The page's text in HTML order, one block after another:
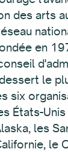
des arts
en
le
six
États-Unis
les
le